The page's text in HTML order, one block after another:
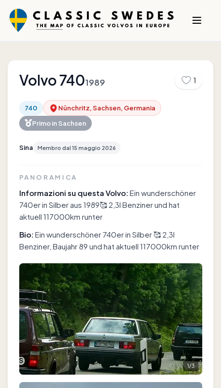
Volvo 7401989 1
740
Nünchritz, Sachsen, Germania
Primo in Sachsen
Sina Membro dal 15 maggio 2026
PANORAMICA
Informazioni su questa Volvo: Ein wunderschöner
740er in Silber aus 1989🥰 2,3l Benziner und hat
aktuell 117000km runter
Bio: Ein wunderschöner 740er in Silber 🥰 2,3l
Benziner, Baujahr 89 und hat aktuell 117000km runter
1/3